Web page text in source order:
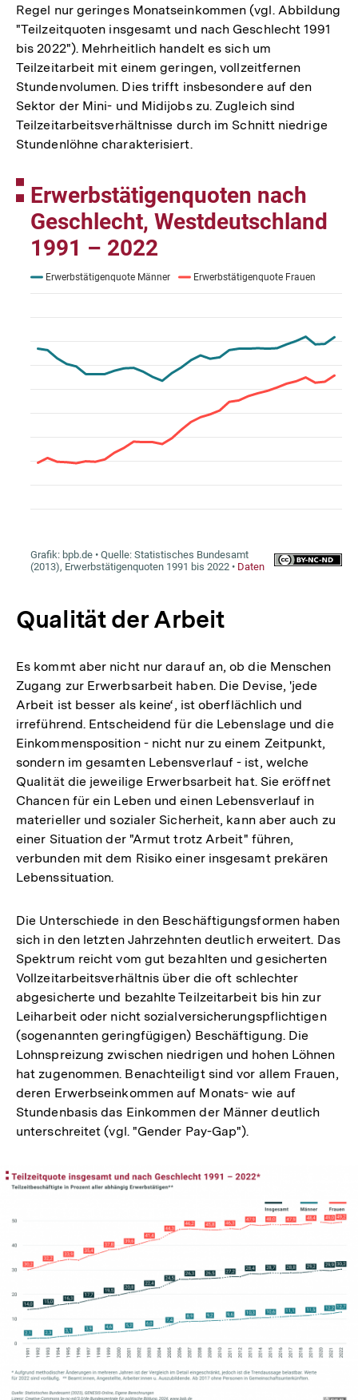
Regel nur geringes Monatseinkommen (vgl. Abbildung
"Teilzeitquoten insgesamt und nach Geschlecht 1991
bis 2022"). Mehrheitlich handelt es sich um
Teilzeitarbeit mit einem geringen, vollzeitfernen
Stundenvolumen. Dies trifft insbesondere auf den
Sektor der Mini- und Midijobs zu. Zugleich sind
Teilzeitarbeitsverhältnisse durch im Schnitt niedrige
Stundenlöhne charakterisiert.
Qualität der Arbeit
Es kommt aber nicht nur darauf an, ob die Menschen
Zugang zur Erwerbsarbeit haben. Die Devise, 'jede
Arbeit ist besser als keine‘, ist oberflächlich und
irreführend. Entscheidend für die Lebenslage und die
Einkommensposition - nicht nur zu einem Zeitpunkt,
sondern im gesamten Lebensverlauf - ist, welche
Qualität die jeweilige Erwerbsarbeit hat. Sie eröffnet
Chancen für ein Leben und einen Lebensverlauf in
materieller und sozialer Sicherheit, kann aber auch zu
einer Situation der "Armut trotz Arbeit" führen,
verbunden mit dem Risiko einer insgesamt prekären
Lebenssituation.
Die Unterschiede in den Beschäftigungsformen haben
sich in den letzten Jahrzehnten deutlich erweitert. Das
Spektrum reicht vom gut bezahlten und gesicherten
Vollzeitarbeitsverhältnis über die oft schlechter
abgesicherte und bezahlte Teilzeitarbeit bis hin zur
Leiharbeit oder nicht sozialversicherungspflichtigen
(sogenannten geringfügigen) Beschäftigung. Die
Lohnspreizung zwischen niedrigen und hohen Löhnen
hat zugenommen. Benachteiligt sind vor allem Frauen,
deren Erwerbseinkommen auf Monats- wie auf
Stundenbasis das Einkommen der Männer deutlich
unterschreitet (vgl. "Gender Pay-Gap").